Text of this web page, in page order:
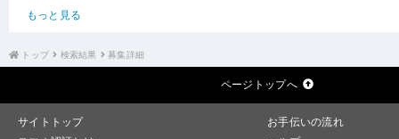
もっと見る
トップ 検索結果 募集詳細
ページトップへ
サイトトップ
お手伝いの流れ